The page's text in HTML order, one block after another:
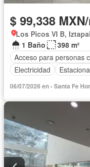
$ 99,338
Los Picos VI B,
1 Baño
398 m²
Acceso para personas
Electricidad
06/07/2026 en - Santa Fe